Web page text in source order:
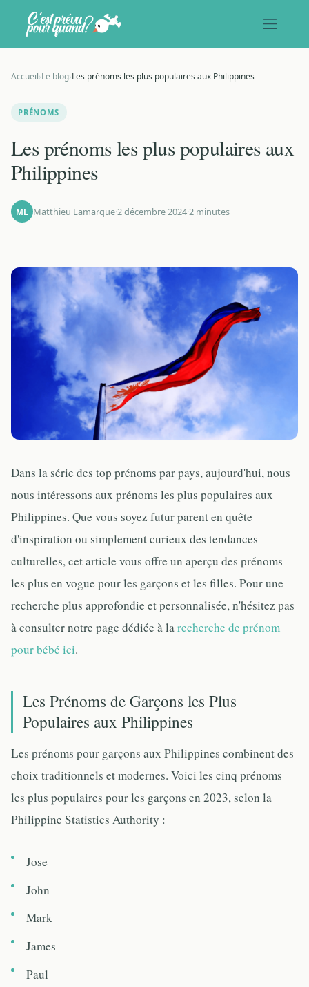
Accueil›Le blog›Les prénoms les plus populaires aux Philippines
PRÉNOMS
Les prénoms les plus populaires aux
Philippines
ML Matthieu Lamarque·2 décembre 2024·2 minutes
Dans la série des top prénoms par pays, aujourd'hui, nous
nous intéressons aux prénoms les plus populaires aux
Philippines. Que vous soyez futur parent en quête
d'inspiration ou simplement curieux des tendances
culturelles, cet article vous offre un aperçu des prénoms
les plus en vogue pour les garçons et les filles. Pour une
recherche plus approfondie et personnalisée, n'hésitez pas
à consulter notre page dédiée à larecherche de prénom
pour bébé ici.
Les Prénoms de Garçons les Plus
Populaires aux Philippines
Les prénoms pour garçons aux Philippines combinent des
choix traditionnels et modernes. Voici les cinq prénoms
les plus populaires pour les garçons en 2023, selon la
Philippine Statistics Authority :
Jose
John
Mark
James
Paul